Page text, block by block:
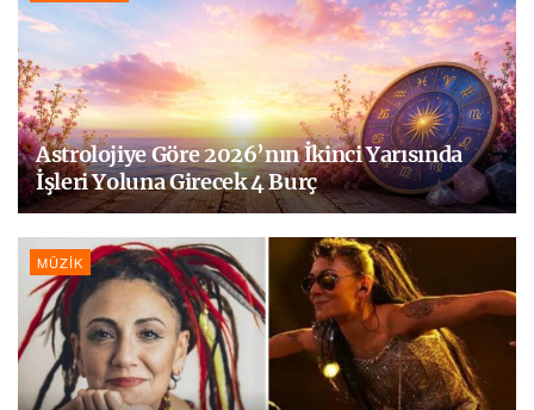
Astrolojiye Göre 2026’nın İkinci Yarısında
İşleri Yoluna Girecek 4 Burç
MÜZIK